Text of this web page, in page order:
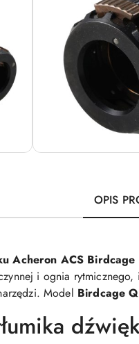
OPIS
Acheron ACS
i ognia rytmicznego,
Model Birdcage